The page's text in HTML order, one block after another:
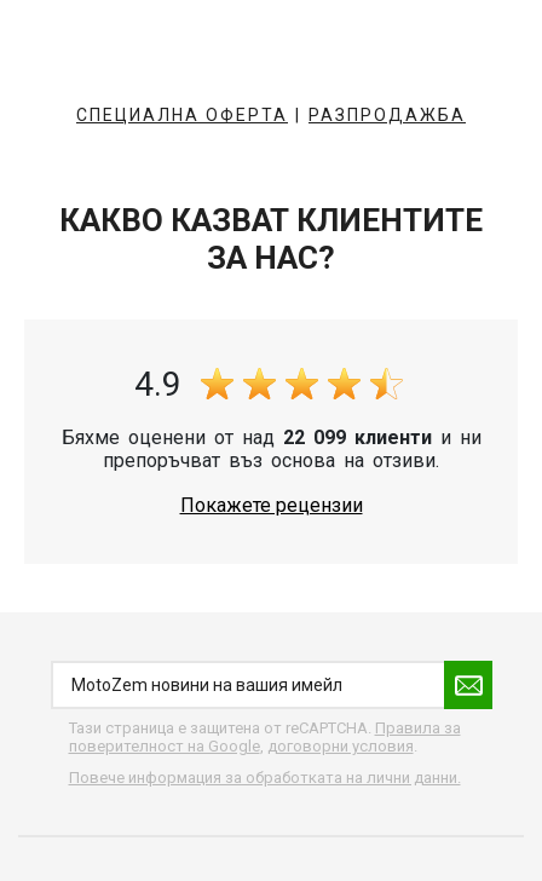
СПЕЦИАЛНА ОФЕРТА РАЗПРОДАЖБА
КАКВО КАЗВАТ КЛИЕНТИТЕ
ЗА НАС?
4.9
Бяхме оценени от над 22 099 клиентии ни
препоръчват въз основа на отзиви.
Покажете рецензии
Тази страница е защитена от reCAPTCHA. Правила за
поверителност на Google, договорни условия
Повече информация за обработката на лични данни.